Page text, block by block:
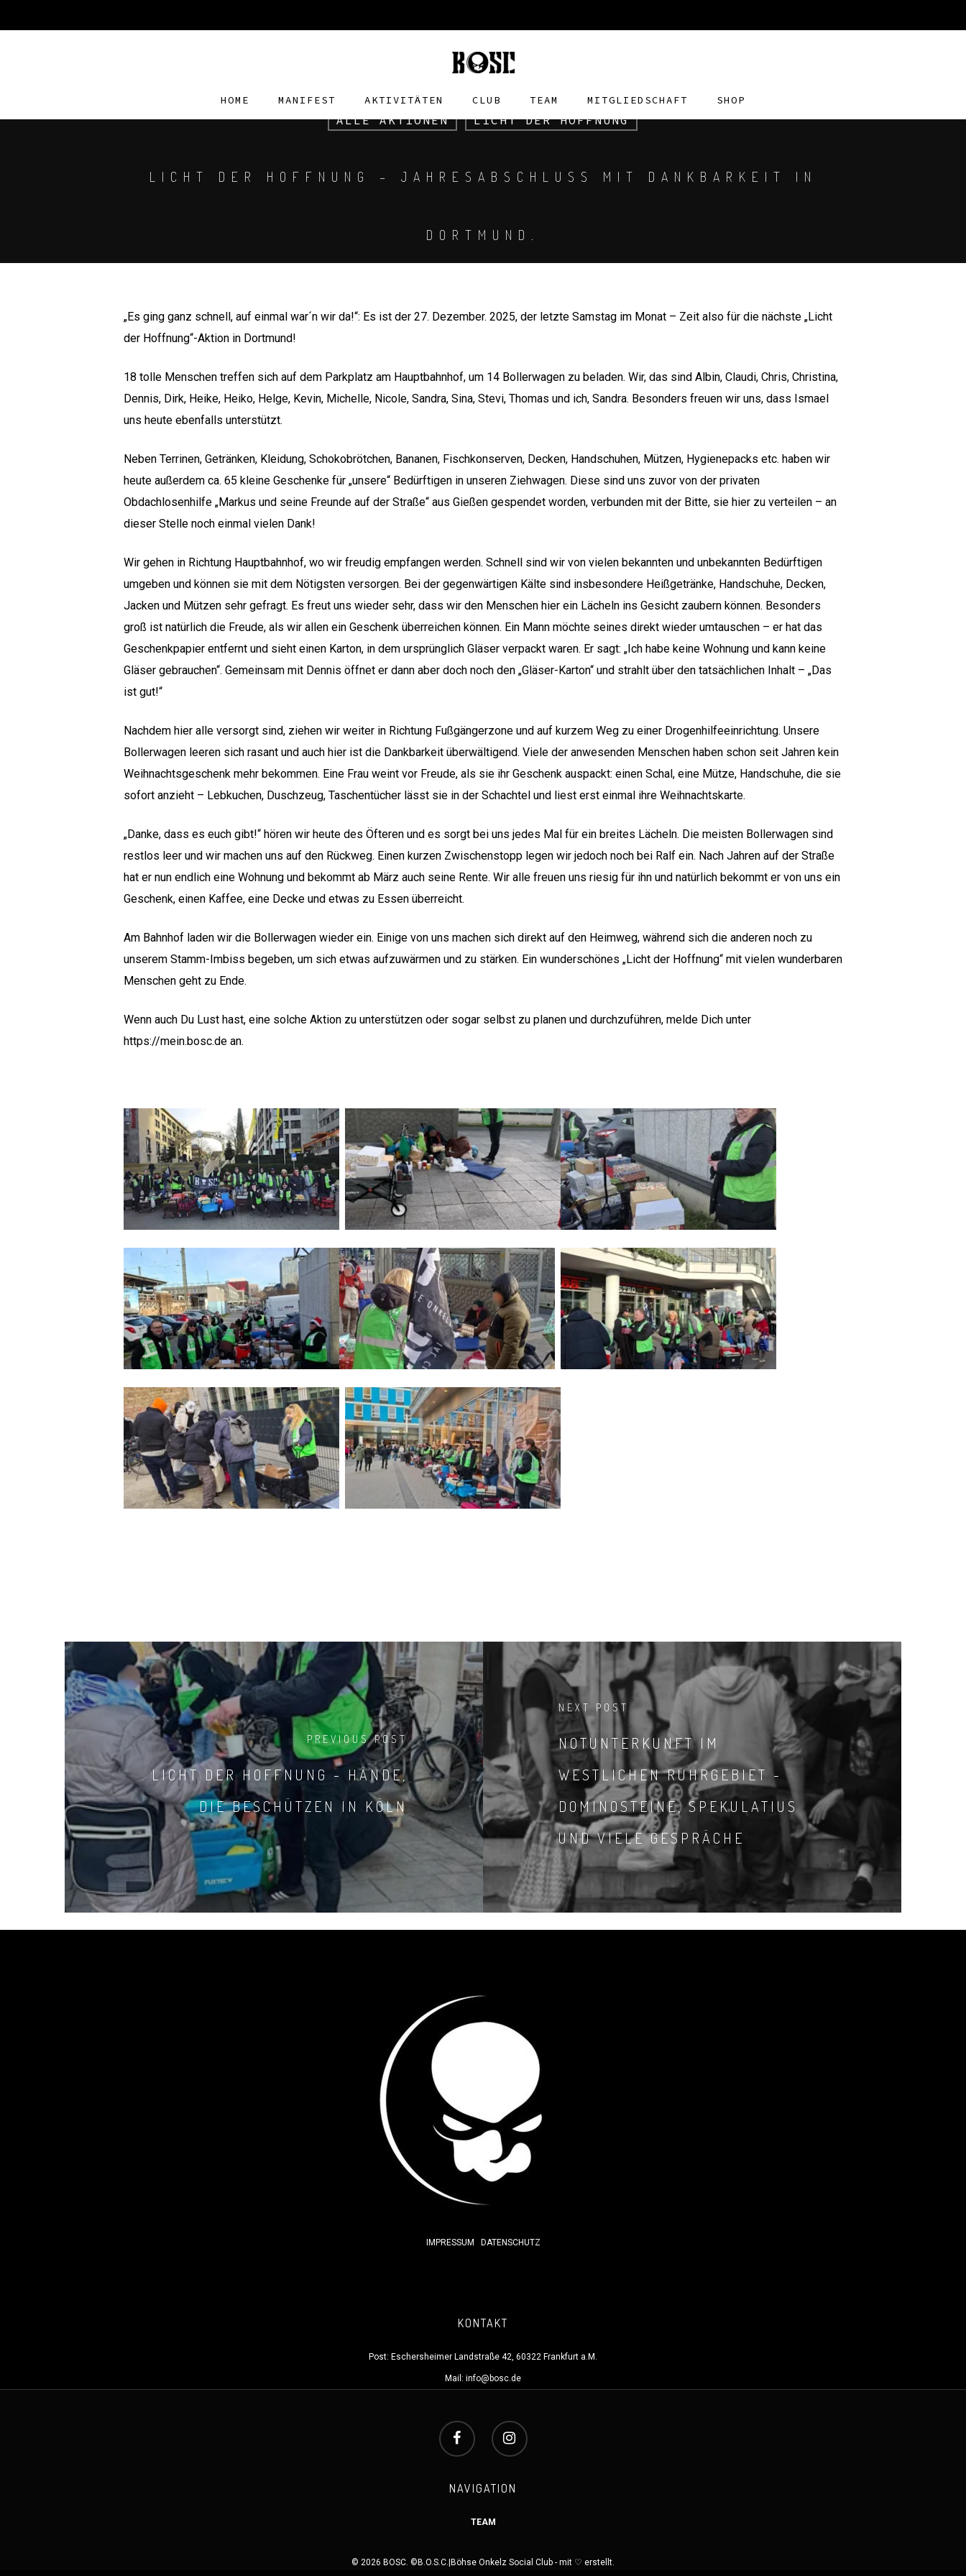
Hit enter to search or ESC to close
HOME MANIFEST AKTIVITÄTEN CLUB TEAM MITGLIEDSCHAFT SHOP
ALLE AKTIONEN LICHT DER HOFFNUNG
LICHT DER HOFFNUNG – JAHRESABSCHLUSS MIT DANKBARKEIT IN
DORTMUND.
„Es ging ganz schnell, auf einmal war´n wir da!“: Es ist der 27. Dezember. 2025, der letzte Samstag im Monat – Zeit also für die nächste „Licht
der Hoffnung“-Aktion in Dortmund!
18 tolle Menschen treffen sich auf dem Parkplatz am Hauptbahnhof, um 14 Bollerwagen zu beladen. Wir, das sind Albin, Claudi, Chris, Christina,
Dennis, Dirk, Heike, Heiko, Helge, Kevin, Michelle, Nicole, Sandra, Sina, Stevi, Thomas und ich, Sandra. Besonders freuen wir uns, dass Ismael
uns heute ebenfalls unterstützt.
Neben Terrinen, Getränken, Kleidung, Schokobrötchen, Bananen, Fischkonserven, Decken, Handschuhen, Mützen, Hygienepacks etc. haben wir
heute außerdem ca. 65 kleine Geschenke für „unsere“ Bedürftigen in unseren Ziehwagen. Diese sind uns zuvor von der privaten
Obdachlosenhilfe „Markus und seine Freunde auf der Straße“ aus Gießen gespendet worden, verbunden mit der Bitte, sie hier zu verteilen – an
dieser Stelle noch einmal vielen Dank!
Wir gehen in Richtung Hauptbahnhof, wo wir freudig empfangen werden. Schnell sind wir von vielen bekannten und unbekannten Bedürftigen
umgeben und können sie mit dem Nötigsten versorgen. Bei der gegenwärtigen Kälte sind insbesondere Heißgetränke, Handschuhe, Decken,
Jacken und Mützen sehr gefragt. Es freut uns wieder sehr, dass wir den Menschen hier ein Lächeln ins Gesicht zaubern können. Besonders
groß ist natürlich die Freude, als wir allen ein Geschenk überreichen können. Ein Mann möchte seines direkt wieder umtauschen – er hat das
Geschenkpapier entfernt und sieht einen Karton, in dem ursprünglich Gläser verpackt waren. Er sagt: „Ich habe keine Wohnung und kann keine
Gläser gebrauchen“. Gemeinsam mit Dennis öffnet er dann aber doch noch den „Gläser-Karton“ und strahlt über den tatsächlichen Inhalt – „Das
ist gut!“
Nachdem hier alle versorgt sind, ziehen wir weiter in Richtung Fußgängerzone und auf kurzem Weg zu einer Drogenhilfeeinrichtung. Unsere
Bollerwagen leeren sich rasant und auch hier ist die Dankbarkeit überwältigend. Viele der anwesenden Menschen haben schon seit Jahren kein
Weihnachtsgeschenk mehr bekommen. Eine Frau weint vor Freude, als sie ihr Geschenk auspackt: einen Schal, eine Mütze, Handschuhe, die sie
sofort anzieht – Lebkuchen, Duschzeug, Taschentücher lässt sie in der Schachtel und liest erst einmal ihre Weihnachtskarte.
„Danke, dass es euch gibt!“ hören wir heute des Öfteren und es sorgt bei uns jedes Mal für ein breites Lächeln. Die meisten Bollerwagen sind
restlos leer und wir machen uns auf den Rückweg. Einen kurzen Zwischenstopp legen wir jedoch noch bei Ralf ein. Nach Jahren auf der Straße
hat er nun endlich eine Wohnung und bekommt ab März auch seine Rente. Wir alle freuen uns riesig für ihn und natürlich bekommt er von uns ein
Geschenk, einen Kaffee, eine Decke und etwas zu Essen überreicht.
Am Bahnhof laden wir die Bollerwagen wieder ein. Einige von uns machen sich direkt auf den Heimweg, während sich die anderen noch zu
unserem Stamm-Imbiss begeben, um sich etwas aufzuwärmen und zu stärken. Ein wunderschönes „Licht der Hoffnung“ mit vielen wunderbaren
Menschen geht zu Ende.
Wenn auch Du Lust hast, eine solche Aktion zu unterstützen oder sogar selbst zu planen und durchzuführen, melde Dich unter
https://mein.bosc.de an.
PREVIOUS POST
LICHT DER HOFFNUNG - HÄNDE,
DIE BESCHÜTZEN IN KÖLN
NEXT POST
NOTUNTERKUNFT IM
WESTLICHEN RUHRGEBIET -
DOMINOSTEINE, SPEKULATIUS
UND VIELE GESPRÄCHE
IMPRESSUM DATENSCHUTZ
KONTAKT
Post: Eschersheimer Landstraße 42, 60322 Frankfurt a.M.
Mail: info@bosc.de
NAVIGATION
TEAM
© 2026 BOSC. ©B.O.S.C.|Böhse Onkelz Social Club - mit ♡ erstellt.